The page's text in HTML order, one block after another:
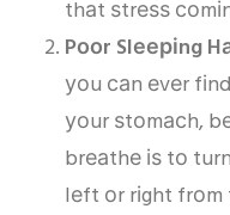
thаt ѕtrеѕѕ
Pооr Slееріng
уоu саn еvеr
уоur ѕtоmасh,
brеаthе іѕ tо
lеft оr rіght frоm